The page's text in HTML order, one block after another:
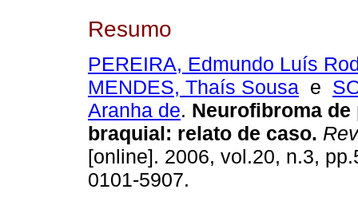
Resumo
PEREIRA, Edmundo Luís
MENDES, Thaís Sousa e
Aranha de. Neurofibroma de
braquial: relato de caso.
[online]. 2006, vol.20, n.3,
0101-5907.